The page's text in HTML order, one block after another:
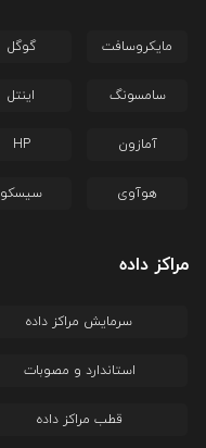
مایکروسافت گوگل
سامسونگ اینتل
آمازون HP
هوآوی سیسکو
مراکز داده
سرمایش مراکز داده
استاندارد و مصوبات
قطب مراکز داده